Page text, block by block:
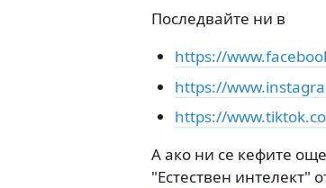
Последвайте ни в
https://
https://
https://
А ако ни се кефите
"Естествен интелект"